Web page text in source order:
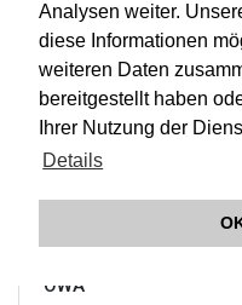
Analysen weiter.
diese Informationen
weiteren Daten
bereitgestellt haben
Ihrer Nutzung der
Details
ÖSTERREICHISCHE
WISSENSCHAFTEN,
MÄLZELS
| RESOUND |
TICKETS
OWA